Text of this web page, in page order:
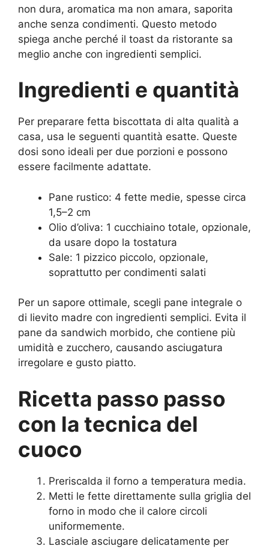
non dura, aromatica ma non amara, saporita
anche senza condimenti. Questo metodo
spiega anche perché il toast da ristorante sa
meglio anche con ingredienti semplici.
Ingredienti e quantità
Per preparare fetta biscottata di alta qualità a
casa, usa le seguenti quantità esatte. Queste
dosi sono ideali per due porzioni e possono
essere facilmente adattate.
Pane rustico: 4 fette medie, spesse circa
1,5–2 cm
Olio d’oliva: 1 cucchiaino totale, opzionale,
da usare dopo la tostatura
Sale: 1 pizzico piccolo, opzionale,
soprattutto per condimenti salati
Per un sapore ottimale, scegli pane integrale o
di lievito madre con ingredienti semplici. Evita il
pane da sandwich morbido, che contiene più
umidità e zucchero, causando asciugatura
irregolare e gusto piatto.
Ricetta passo passo
con la tecnica del
cuoco
Preriscalda il forno a temperatura media.
Metti le fette direttamente sulla griglia del
forno in modo che il calore circoli
uniformemente.
Lasciale asciugare delicatamente per